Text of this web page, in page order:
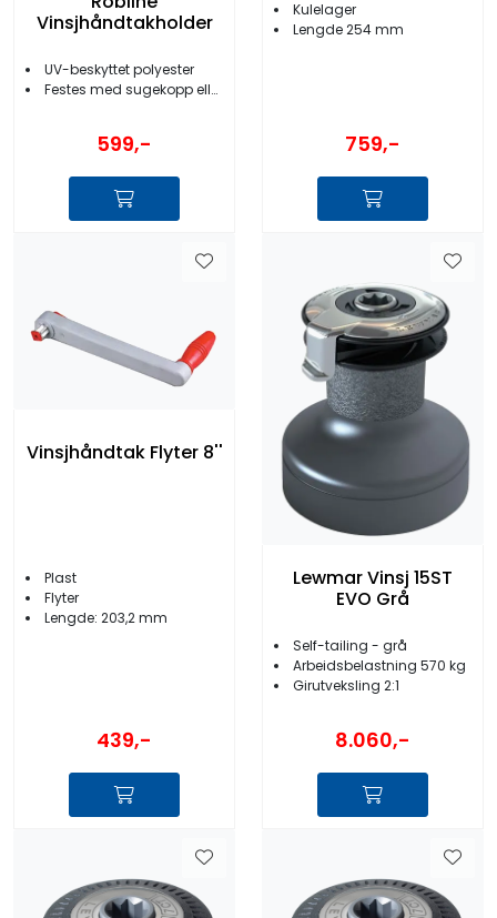
Vinsjhåndtakholder
UV-beskyttet polyester
Festes med sugekopp eller skruer
599,-
Kulelager
Lengde 254 mm
759,-
Vinsjhåndtak Flyter 8''
Plast
Flyter
Lengde: 203,2 mm
439,-
Lewmar Vinsj 15ST
EVO Grå
Self-tailing - grå
Arbeidsbelastning 570 kg
Girutveksling 2:1
8.060,-